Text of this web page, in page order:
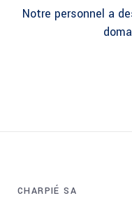
Notre personnel a
CHARPIÉ SA